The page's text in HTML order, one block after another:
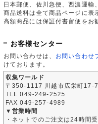
日本郵便、佐川急便、西濃運
商品送料は全て商品ページに表
高額商品には保証付書留便をお
お客様センター
お問い合わせは、 お問い合わせ
けております。
収集ワールド
〒350-1117 川越市広栄町17-
TEL 049-249-2525
FAX 049-257-4989
▼営業時間
・ネットでのご注文は24時間